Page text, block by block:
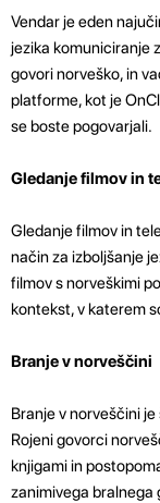
Vendar je eden
jezika komuniciranje
govori norveško, in
platforme, kot je
se boste pogovarjali.
Gledanje filmov in
Gledanje filmov in
način za izboljšanje
filmov s norveškimi
kontekst, v katerem
Branje v norveščini
Branje v norveščini
Rojeni govorci
knjigami in
zanimivega bralnega